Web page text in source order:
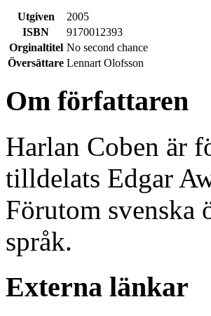
Utgiven
2005
ISBN
9170012393
Orginaltitel No second chance
Översättare Lennart Olofsson
Om författaren
Harlan Coben är
tilldelats Edgar
Förutom svenska
språk.
Externa länkar